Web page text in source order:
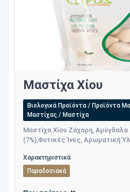
Μαστίχα Χίου
Βιολογικά Προϊόντα / Προϊόντα
Μαστίχας / Μαστίχα
Μαστίχα Χίου Ζάχαρη, Αμύγδαλα
(7%),Φυτικές Ίνες, Αρωματική
Χαρακτηριστικά
Παραδοσιακά